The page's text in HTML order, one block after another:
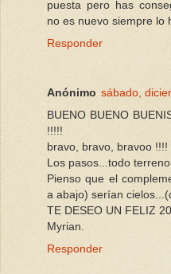
puesta pero has
no es nuevo siempre lo
Responder
Anónimo sábado,
BUENO BUENO
!!!!!
bravo, bravo, bravoo !!!!
Los pasos...todo
Pienso que el
a abajo) serían
TE DESEO UN FELIZ
Myrian.
Responder